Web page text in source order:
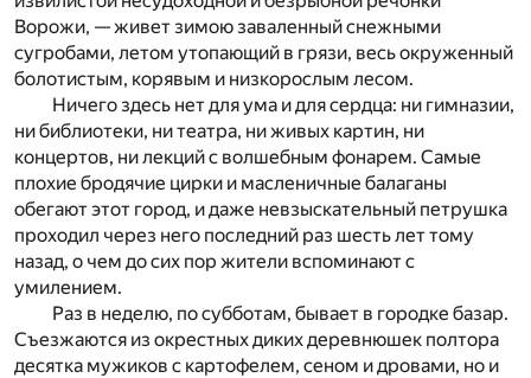
Ворожи, — живет зимою заваленный снежными
сугробами, летом утопающий в грязи, весь окруженный
болотистым, корявым и низкорослым лесом.
Ничего здесь нет для ума и для сердца: ни гимназии,
ни библиотеки, ни театра, ни живых картин, ни
концертов, ни лекций с волшебным фонарем. Самые
плохие бродячие цирки и масленичные балаганы
обегают этот город, и даже невзыскательный петрушка
проходил через него последний раз шесть лет тому
назад, о чем до сих пор жители вспоминают с
умилением.
Раз в неделю, по субботам, бывает в городке базар.
Съезжаются из окрестных диких деревнюшек полтора
десятка мужиков с картофелем, сеном и дровами, но и